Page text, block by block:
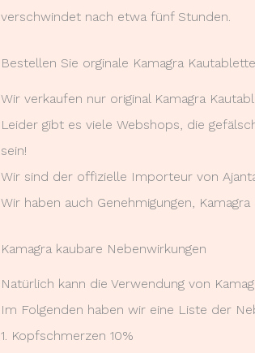
verschwindet nach etwa fünf Stunden.
Bestellen Sie orginale Kamagra
Wir verkaufen nur original Kamagra
Leider gibt es viele Webshops, die
sein!
Wir sind der offizielle Importeur von
Wir haben auch Genehmigungen,
Kamagra kaubare Nebenwirkungen
Natürlich kann die Verwendung von
Im Folgenden haben wir eine Liste der
1. Kopfschmerzen 10%